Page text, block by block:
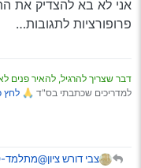
אני לא בא להצדיק את
פרופורציות לתגובות…
דבר שצריך להרגיל, להאיר פנים
למדריכים שכתבתי בס"ד 🙏 לחץ
צבי דורש ציון@מתלמד-0